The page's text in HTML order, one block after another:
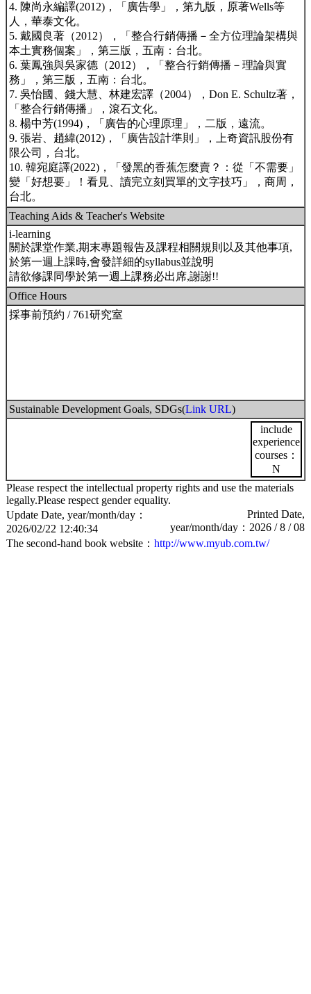
4. 陳尚永編譯(2012)，「廣告學」，第九版，原著Wells等
人，華泰文化。
5. 戴國良著（2012），「整合行銷傳播－全方位理論架構與
本土實務個案」，第三版，五南：台北。
6. 葉鳳強與吳家德（2012），「整合行銷傳播－理論與實
務」，第三版，五南：台北。
7. 吳怡國、錢大慧、林建宏譯（2004），Don E. Schultz著，
「整合行銷傳播」，滾石文化。
8. 楊中芳(1994)，「廣告的心理原理」，二版，遠流。
9. 張岩、趙緯(2012)，「廣告設計準則」，上奇資訊股份有
限公司，台北。
10. 韓宛庭譯(2022)，「發黑的香蕉怎麼賣？：從「不需要」
變「好想要」！看見、讀完立刻買單的文字技巧」，商周，
台北。
Teaching Aids & Teacher's Website
i-learning
關於課堂作業,期末專題報告及課程相關規則以及其他事項,
於第一週上課時,會發詳細的syllabus並說明
請欲修課同學於第一週上課務必出席,謝謝!!
Office Hours
採事前預約 / 761研究室
Sustainable Development Goals, SDGs(Link URL)
include
experience
courses：
N
Please respect the intellectual property rights and use the materials
legally.Please respect gender equality.
Update Date, year/month/day：
2026/02/22 12:40:34
Printed Date,
year/month/day：2026 / 8 / 08
The second-hand book website： http://www.myub.com.tw/